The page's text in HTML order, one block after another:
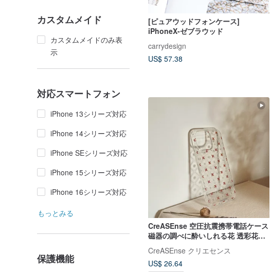
カスタムメイド
カスタムメイドのみ表
示
対応スマートフォン
iPhone 13シリーズ対応
iPhone 14シリーズ対応
iPhone SEシリーズ対応
iPhone 15シリーズ対応
iPhone 16シリーズ対応
もっとみる
保護機能
[ピュアウッドフォンケース]
iPhoneX-ゼブラウッド
carrydesign
US$ 57.38
CreASEnse 空圧抗震携帯電話ケース
磁器の調べに酔いしれる花 透彩花タ
イルシリーズ 耐衝撃スマホケース
CSBT06
CreASEnse クリエセンス
US$ 26.64